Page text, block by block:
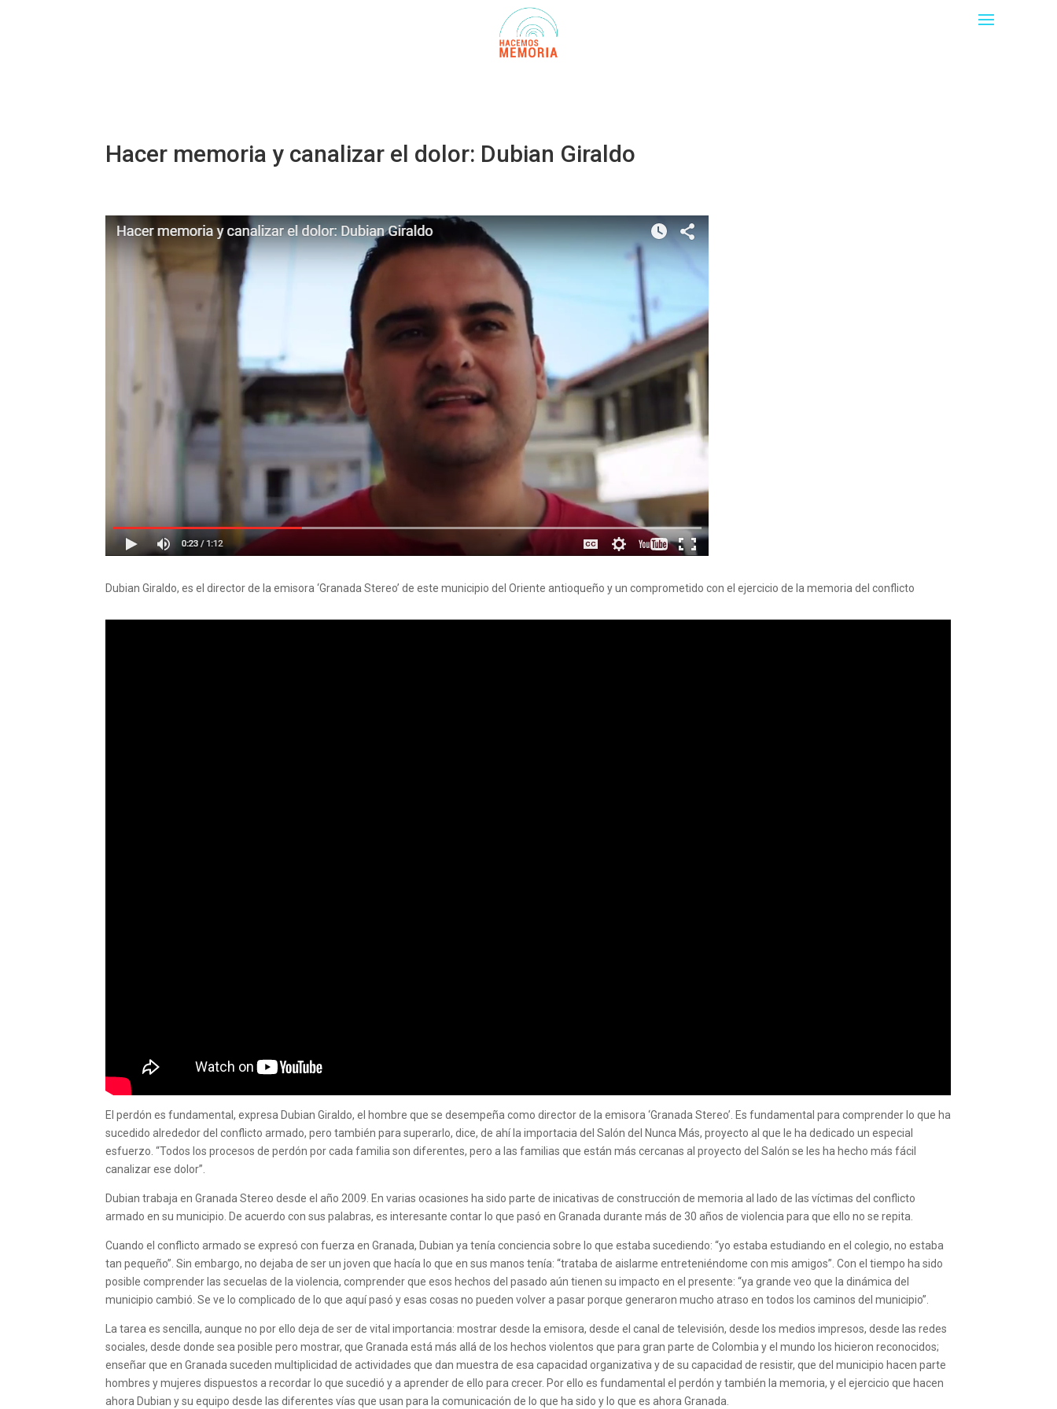
Hacer memoria y canalizar el dolor: Dubian Giraldo
Dubian Giraldo, es el director de la emisora ‘Granada Stereo’ de este municipio del Oriente antioqueño y un comprometido con el ejercicio de la memoria del conflicto
El perdón es fundamental, expresa Dubian Giraldo, el hombre que se desempeña como director de la emisora ‘Granada Stereo’. Es fundamental para comprender lo que ha
sucedido alrededor del conflicto armado, pero también para superarlo, dice, de ahí la importacia del Salón del Nunca Más, proyecto al que le ha dedicado un especial
esfuerzo. “Todos los procesos de perdón por cada familia son diferentes, pero a las familias que están más cercanas al proyecto del Salón se les ha hecho más fácil
canalizar ese dolor”.
Dubian trabaja en Granada Stereo desde el año 2009. En varias ocasiones ha sido parte de inicativas de construcción de memoria al lado de las víctimas del conflicto
armado en su municipio. De acuerdo con sus palabras, es interesante contar lo que pasó en Granada durante más de 30 años de violencia para que ello no se repita.
Cuando el conflicto armado se expresó con fuerza en Granada, Dubian ya tenía conciencia sobre lo que estaba sucediendo: “yo estaba estudiando en el colegio, no estaba
tan pequeño”. Sin embargo, no dejaba de ser un joven que hacía lo que en sus manos tenía: “trataba de aislarme entreteniéndome con mis amigos”. Con el tiempo ha sido
posible comprender las secuelas de la violencia, comprender que esos hechos del pasado aún tienen su impacto en el presente: “ya grande veo que la dinámica del
municipio cambió. Se ve lo complicado de lo que aquí pasó y esas cosas no pueden volver a pasar porque generaron mucho atraso en todos los caminos del municipio”.
La tarea es sencilla, aunque no por ello deja de ser de vital importancia: mostrar desde la emisora, desde el canal de televisión, desde los medios impresos, desde las redes
sociales, desde donde sea posible pero mostrar, que Granada está más allá de los hechos violentos que para gran parte de Colombia y el mundo los hicieron reconocidos;
enseñar que en Granada suceden multiplicidad de actividades que dan muestra de esa capacidad organizativa y de su capacidad de resistir, que del municipio hacen parte
hombres y mujeres dispuestos a recordar lo que sucedió y a aprender de ello para crecer. Por ello es fundamental el perdón y también la memoria, y el ejercicio que hacen
ahora Dubian y su equipo desde las diferentes vías que usan para la comunicación de lo que ha sido y lo que es ahora Granada.